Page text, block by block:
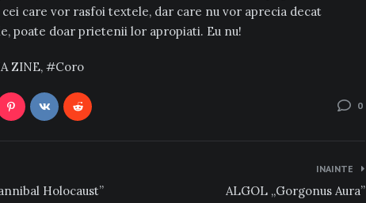
cei care vor rasfoi textele, dar care nu vor aprecia decat
poate doar prietenii lor apropiati. Eu nu!
ZINE, Coro
0
Holocaust”
INAINTE
ALGOL „Gorgonus Aura”